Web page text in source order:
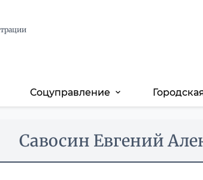
Соцуправление expand_more
Савосин Евгений